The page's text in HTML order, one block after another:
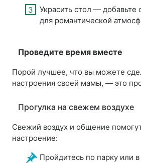
Украсить стол — добавьте
для романтической
Проведите время вместе
Порой лучшее, что вы можете
настроения своей мамы, — это
Прогулка на свежем воздухе
Свежий воздух и общение
настроение:
Пройдитесь по парку или в